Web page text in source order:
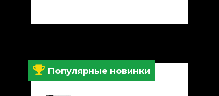
Популярные новинки